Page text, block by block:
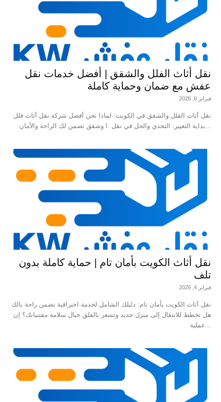
نقل أثاث الفلل والشقق | أفضل خدمات نقل
عفش مع ضمان وحماية كاملة
فبراير 6, 2026
نقل أثاث الفلل والشقق في الكويت: لماذا نحن أفضل شركة نقل أثاث فلل
وشقق تضمن لك الراحة والأمان I. بداية التغيير: التحدي والحل في نقل...
نقل أثاث الكويت بأمان تام | حماية كاملة بدون
تلف
فبراير 4, 2026
نقل أثاث الكويت بأمان تام: دليلك الشامل لخدمة احترافية تضمن راحة بالك
هل تخطط للانتقال إلى منزل جديد وتشعر بالقلق حيال سلامة مقتنياتك؟ إن
عملية...